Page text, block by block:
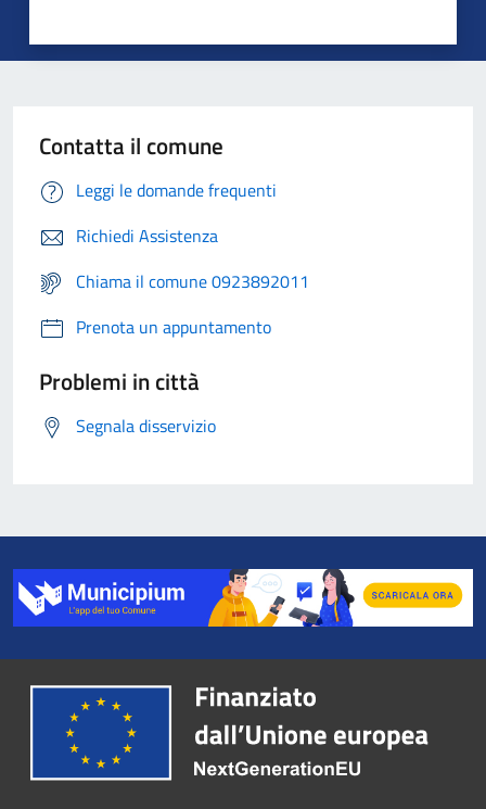
Contatta il comune
Leggi le domande frequenti
Richiedi Assistenza
Chiama il comune 0923892011
Prenota un appuntamento
Problemi in città
Segnala disservizio